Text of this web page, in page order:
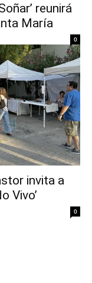
reunirá
María
0
invita a
Vivo’
0